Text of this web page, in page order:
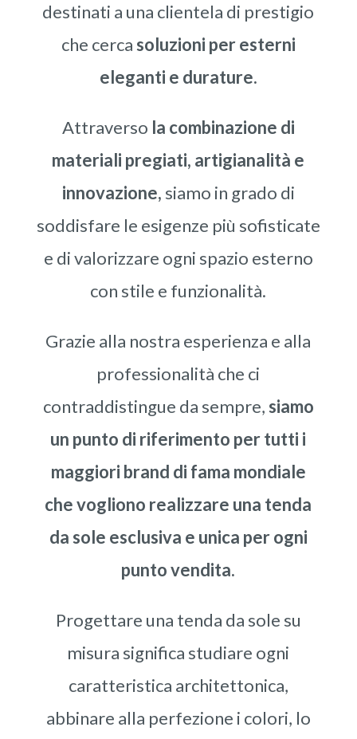
destinati a una clientela di prestigio
che cercasoluzioni per esterni
eleganti e durature.
Attraverso la combinazione di
materiali pregiati, artigianalità e
innovazione, siamo in grado di
soddisfare le esigenze più sofisticate
e di valorizzare ogni spazio esterno
con stile e funzionalità.
Grazie alla nostra esperienza e alla
professionalità che ci
contraddistingue da sempre,siamo
un punto di riferimento per tutti i
maggiori brand di fama mondiale
che vogliono realizzare una tenda
da sole esclusiva e unica per ogni
punto vendita.
Progettare una tenda da sole su
misura significa studiare ogni
caratteristica architettonica,
abbinare alla perfezione i colori, lo